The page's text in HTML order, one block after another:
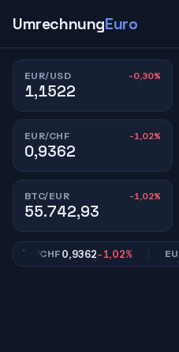
UmrechnungEuro
EUR/USD -0,30%
1,1522
EUR/CHF -1,02%
0,9362
BTC/EUR -1,02%
55.742,93
CHF 0,9362-1,02% EUR/JPY